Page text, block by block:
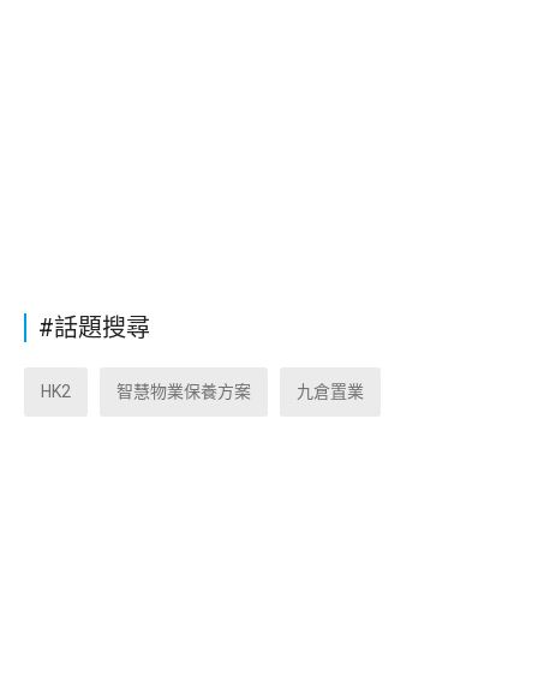
#話題搜尋
HK2 智慧物業保養方案 九倉置業